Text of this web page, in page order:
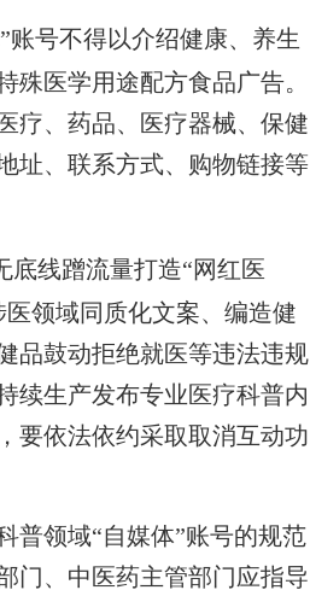
账号不得以介绍健康、养生
医学用途配方食品广告。
疗、药品、医疗器械、保健
址、联系方式、购物链接等
底线蹭流量打造“网红医
领域同质化文案、编造健
品鼓动拒绝就医等违法违规
续生产发布专业医疗科普内
要依法依约采取取消互动功
领域“自媒体”账号的规范
门、中医药主管部门应指导